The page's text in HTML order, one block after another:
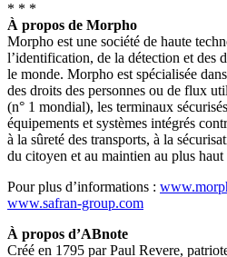
* * *
À propos de Morpho
Morpho est une société de haute
l’identification, de la détection et des
le monde. Morpho est spécialisée
des droits des personnes ou de flux
(n° 1 mondial), les terminaux
équipements et systèmes intégrés
à la sûreté des transports, à la
du citoyen et au maintien au plus haut
Pour plus d’informations :
www.safran-group.com
À propos d’ABnote
Créé en 1795 par Paul Revere,